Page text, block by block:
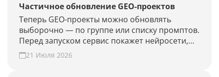
Частичное обновление GEO-проектов
Теперь GEO-проекты можно обновлять
выборочно — по группе или списку промптов.
Перед запуском сервис покажет нейросети,
объём проверки и расход лимитов. Проверьте
новые запросы или результат GEO-работ без
21 Июля 2026